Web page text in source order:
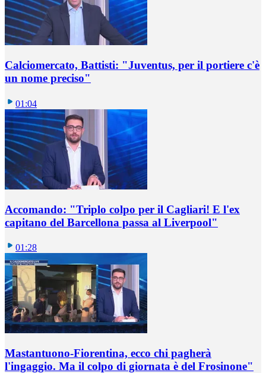
Calciomercato, Battisti: "Juventus, per il portiere c'è
un nome preciso"
01:04
Accomando: "Triplo colpo per il Cagliari! E l'ex
capitano del Barcellona passa al Liverpool"
01:28
Mastantuono-Fiorentina, ecco chi pagherà
l'ingaggio. Ma il colpo di giornata è del Frosinone"